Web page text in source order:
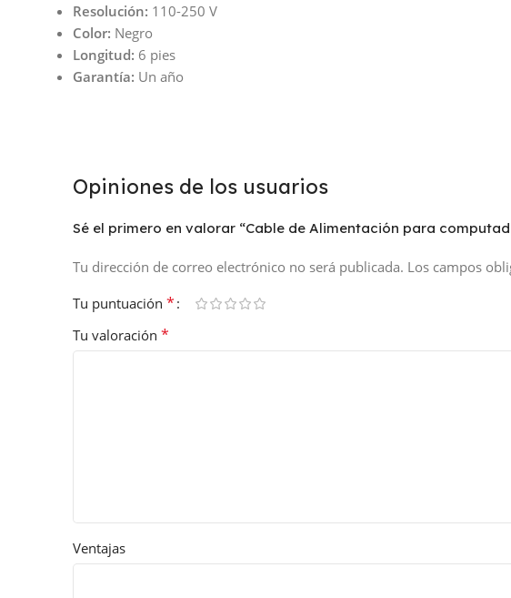
Resolución: 110-250 V
Color: Negro
Longitud: 6 pies
Garantía: Un año
Opiniones de los usuarios
Sé el primero en valorar “Cable de Alimentación para
Tu dirección de correo electrónico no será publicada. Los campos
Tu puntuación *
Tu valoración *
Ventajas